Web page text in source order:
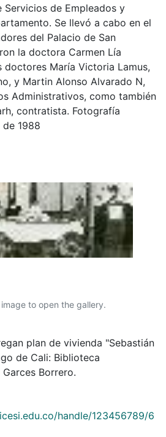
de Empleados y
Se llevó a cabo en el
del Palacio de San
la doctora Carmen Lía
doctores María Victoria Lamus,
y Martin Alonso Alvarado N,
Administrativos, como también
contratista. Fotografía
1988
to open the gallery.
plan de vivienda "Sebastián
de Cali: Biblioteca
Borrero.
handle/123456789/6